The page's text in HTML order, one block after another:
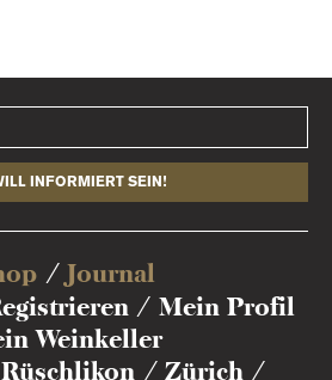
INFORMIERT SEIN!
Journal
Mein Profil
Weinkeller
Rüschlikon Zürich